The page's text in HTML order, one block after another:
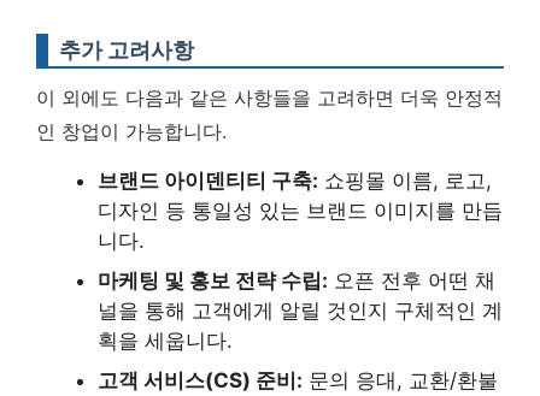
추가 고려사항
이 외에도 다음과 같은 사항들을 고려하면 더욱 안정적
인 창업이 가능합니다.
브랜드 아이덴티티 구축: 쇼핑몰 이름, 로고,
디자인 등 통일성 있는 브랜드 이미지를 만듭
니다.
마케팅 및 홍보 전략 수립: 오픈 전후 어떤 채
널을 통해 고객에게 알릴 것인지 구체적인 계
획을 세웁니다.
고객 서비스(CS) 준비: 문의 응대, 교환/환불